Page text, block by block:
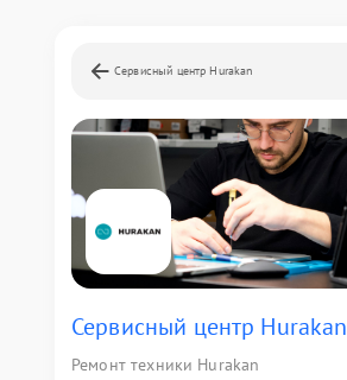
Сервисный центр Hurakan
Сервисный центр Hurakan
Ремонт техники Hurakan